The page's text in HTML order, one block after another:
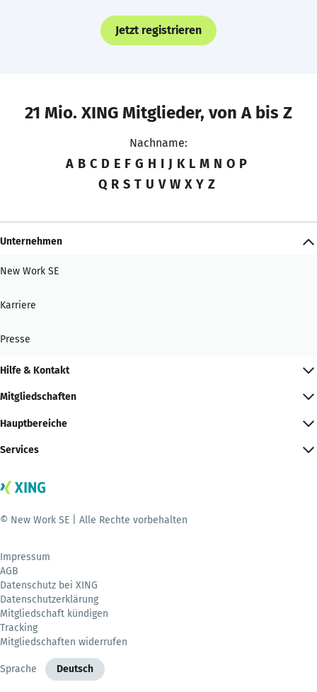
Jetzt registrieren
21 Mio. XING Mitglieder, von A bis Z
Nachname:
A B C D E F G H I J K L M N O P
Q R S T U V W X Y Z
Unternehmen
New Work SE
Karriere
Presse
Hilfe & Kontakt
Mitgliedschaften
Hauptbereiche
Services
© New Work SE | Alle Rechte vorbehalten
Impressum
AGB
Datenschutz bei XING
Datenschutzerklärung
Mitgliedschaft kündigen
Tracking
Mitgliedschaften widerrufen
Sprache Deutsch